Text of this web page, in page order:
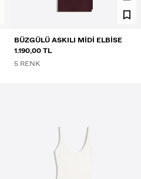
BÜZGÜLÜ ASKILI MIDI ELBISE
1.190,00 TL
5 RENK